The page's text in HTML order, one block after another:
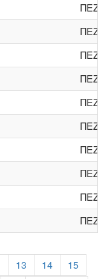
ΠΕΖΗ
ΠΕΖΗ
ΠΕΖΗ
ΠΕΖΗ
ΠΕΖΗ
ΠΕΖΗ
ΠΕΖΗ
ΠΕΖΗ
ΠΕΖΗ
ΠΕΖΗ
13 14
15